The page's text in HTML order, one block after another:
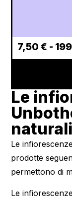
Le
naturali
Le
prodotte
permettono di
Le
7,50€ -